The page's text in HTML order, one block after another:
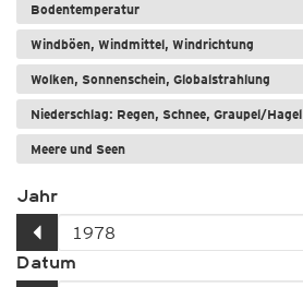
Bodentemperatur
Windböen, Windmittel, Windrichtung
Wolken, Sonnenschein, Globalstrahlung
Niederschlag: Regen, Schnee, Graupel/Hagel
Meere und Seen
Jahr
Datum